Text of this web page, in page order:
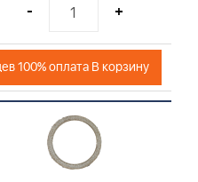
- +
100% оплата В корзину